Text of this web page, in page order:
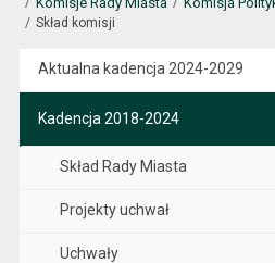
Skład komisji
Aktualna kadencja 2024-2029
Kadencja 2018-2024
Skład Rady Miasta
Projekty uchwał
Uchwały